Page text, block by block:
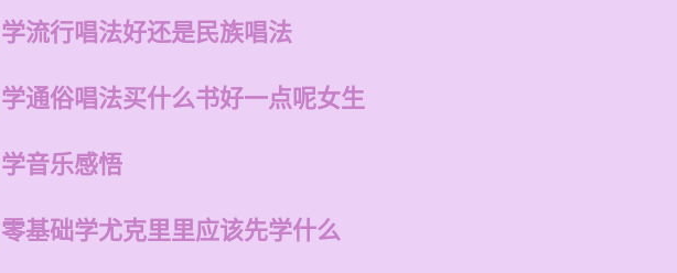
学流行唱法好还是民族唱法
学通俗唱法买什么书好一点呢女生
学音乐感悟
零基础学尤克里里应该先学什么